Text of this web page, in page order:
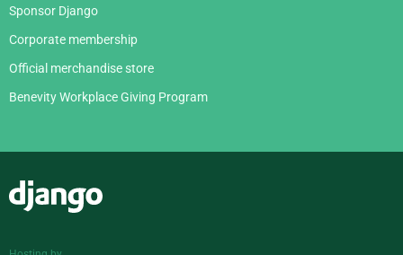
Sponsor Django
Corporate membership
Official merchandise store
Benevity Workplace Giving Program